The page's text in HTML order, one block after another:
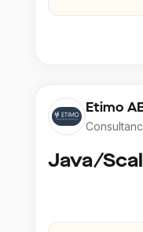
Etimo
Java/